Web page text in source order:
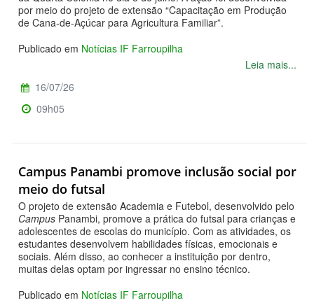
por meio do projeto de extensão “Capacitação em Produção
de Cana-de-Açúcar para Agricultura Familiar”.
Publicado em Notícias IF Farroupilha
Leia mais...
16/07/26
09h05
Campus Panambi promove inclusão social por
meio do futsal
O projeto de extensão Academia e Futebol, desenvolvido pelo
Campus Panambi, promove a prática do futsal para crianças e
adolescentes de escolas do município. Com as atividades, os
estudantes desenvolvem habilidades físicas, emocionais e
sociais. Além disso, ao conhecer a instituição por dentro,
muitas delas optam por ingressar no ensino técnico.
Publicado em Notícias IF Farroupilha